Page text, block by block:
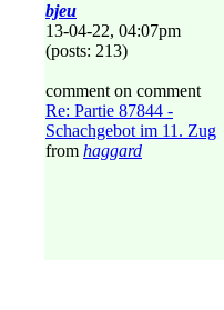
bjeu
13-04-22, 04:07pm
(posts: 213)
comment on comment
Re: Partie 87844 -
Schachgebot im 11. Zug
from haggard